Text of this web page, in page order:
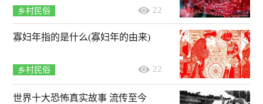
乡村民俗 22
寡妇年指的是什么(寡妇年的由来)
乡村民俗 22
世界十大恐怖真实故事 流传至今